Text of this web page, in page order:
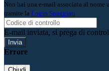
Non hai una e-mail associata al nome
tramite la Login Spaggiari
E-mail inviata, si prega di
Errore